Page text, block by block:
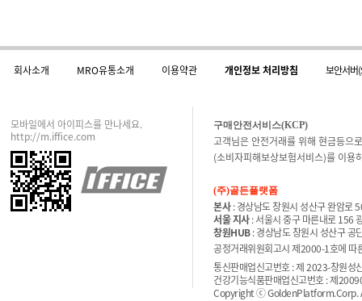
회사소개 MRO유통소개 이용약관 개인정보 처리방침 보안서버
모바일에서 아이피스를 만나세요.
http://m.iffice.com
구매안전서비스(KCP)
고객님은 안전거래를 위해 현금등으
(소비자피해보상보험서비스)를 이용
(주)골든플랫폼
본사: 경상남도 창원시 성산구 완암로
서울 지사: 서울시 중구 마른내로 156
창원HUB: 경상남도 창원시 성산구 공
공정거래위원회고시 제2000-1호에
통신판매업신고번호 : 제 2023-창원
건강기능식품판매업신고번호 : 제
Copyright ⓒ GoldenPlatform.Corp.